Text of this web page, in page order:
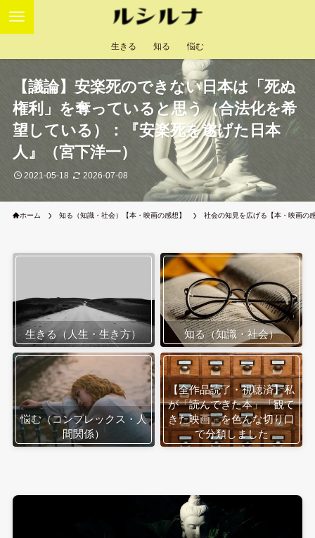
生きる 知る 悩む
【議論】安楽死のできない日本は「死ぬ
権利」を奪っていると思う（合法化を希
望している）：『安楽死を遂げた日本
人』（宮下洋一）
2021-05-18 2026-07-08
ホーム 知る（知識・社会）【本・映画の感想】 社会の知見を広げる【本・映画の
生きる（人生・生き方） 知る（知識・社会）
悩む（コンプレックス・人
間関係）
【全作品読了・視聴済】私
が「読んできた本」「観て
きた映画」を色んな切り口
で分類しました